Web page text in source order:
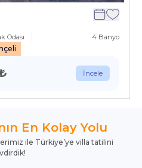
Odası 4 Banyo
İncele
En Kolay Yolu
ile Türkiye’ye villa tatilini